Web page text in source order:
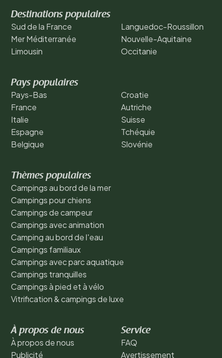
Destinations populaires
Sud de la France
Mer Méditerranée
Limousin
Languedoc-Roussillon
Nouvelle-Aquitaine
Occitanie
Pays populaires
Pays-Bas
France
Italie
Espagne
Belgique
Croatie
Autriche
Suisse
Tchéquie
Slovénie
Thèmes populaires
Campings au bord de la mer
Campings pour chiens
Campings de campeur
Campings avec animation
Camping au bord de l'eau
Campings familiaux
Campings avec parc aquatique
Campings tranquilles
Campings à pied et à vélo
Vitrification & campings de luxe
À propos de nous
À propos de nous
Publicité
Service
FAQ
Avertissement